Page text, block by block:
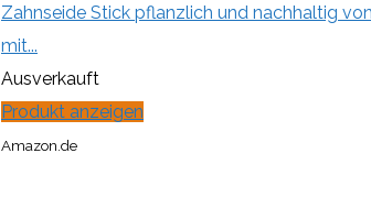
Zahnseide Stick pflanzlich und nachhaltig
mit...
Ausverkauft
Produkt anzeigen
Amazon.de